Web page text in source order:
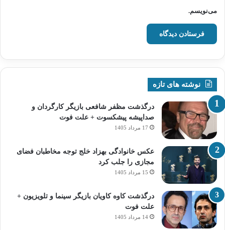
می‌نویسم.
نوشته های تازه
درگذشت مظفر شافعی بازیگر کارگردان و
صداپیشه پیشکسوت + علت فوت
17 مرداد 1405
عکس خانوادگی بهزاد خلج توجه مخاطبان فضای
مجازی را جلب کرد
15 مرداد 1405
درگذشت کاوه کاویان بازیگر سینما و تلویزیون +
علت فوت
14 مرداد 1405